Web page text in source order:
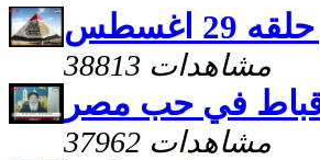
38813 مشاهدات
في حب مصر
37962 مشاهدات